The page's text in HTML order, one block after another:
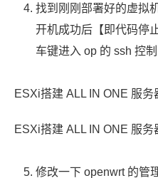
找到刚刚部署好的虚拟
开机成功后【即代码停
车键进入 op 的 ssh 控制
ESXi搭建 ALL IN ONE 服务
ESXi搭建 ALL IN ONE 服务
修改一下 openwrt 的管